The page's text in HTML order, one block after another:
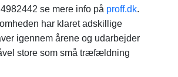
se mere info på proff.dk.
har klaret adskillige
igennem årene og udarbejder
store som små træfældning